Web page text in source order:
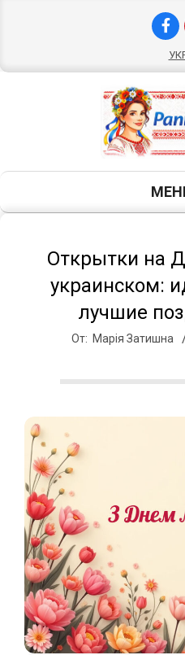
П
а
о
л
о
х
а
Открытки на
украинском:
лучшие
От: Марія Затишна